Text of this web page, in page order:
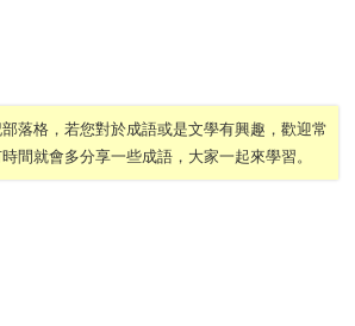
落格，若您對於成語或是文學有興趣，歡迎常
間就會多分享一些成語，大家一起來學習。